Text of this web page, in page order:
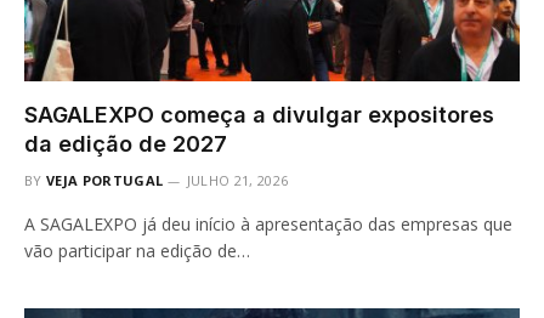
SAGALEXPO começa a divulgar expositores
da edição de 2027
BY VEJA PORTUGAL JULHO 21, 2026
A SAGALEXPO já deu início à apresentação das empresas que
vão participar na edição de…